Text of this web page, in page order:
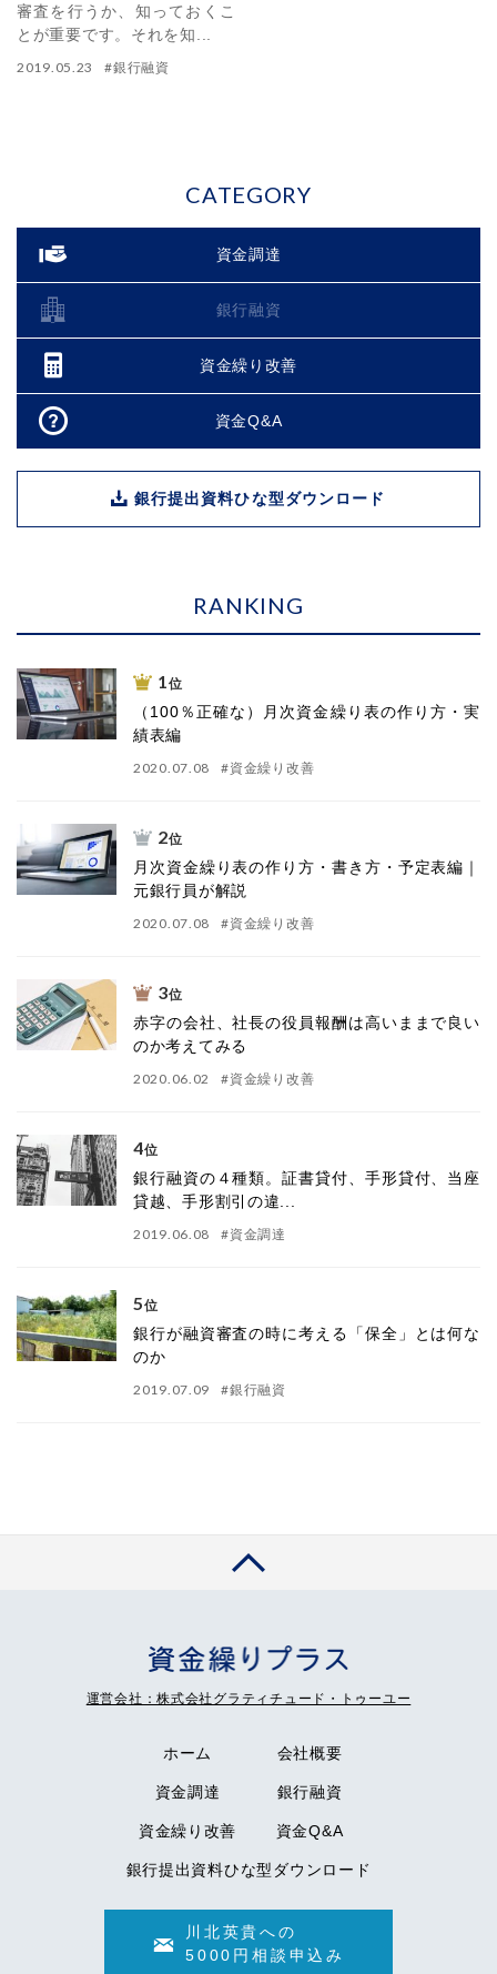
審査を行うか、知っておくこ
とが重要です。それを知...
2019.05.23 #銀行融資
CATEGORY
資金調達
銀行融資
資金繰り改善
資金Q&A
銀行提出資料ひな型ダウンロード
RANKING
1 位
（100％正確な）月次資金繰り表の作り方・実
績表編
2020.07.08 #資金繰り改善
2位
月次資金繰り表の作り方・書き方・予定表編｜
元銀行員が解説
2020.07.08 #資金繰り改善
3位
赤字の会社、社長の役員報酬は高いままで良い
のか考えてみる
2020.06.02 #資金繰り改善
4位
銀行融資の４種類。証書貸付、手形貸付、当座
貸越、手形割引の違...
2019.06.08 #資金調達
5位
銀行が融資審査の時に考える「保全」とは何な
のか
2019.07.09 #銀行融資
運営会社：株式会社グラティチュード・トゥーユー
ホーム 会社概要
資金調達 銀行融資
資金繰り改善 資金Q&A
銀行提出資料ひな型ダウンロード
川北英貴への
5000円相談申込み